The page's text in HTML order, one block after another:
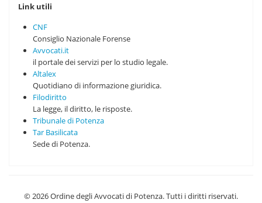
Link utili
CNF
Consiglio Nazionale Forense
Avvocati.it
il portale dei servizi per lo studio legale.
Altalex
Quotidiano di informazione giuridica.
Filodiritto
La legge, il diritto, le risposte.
Tribunale di Potenza
Tar Basilicata
Sede di Potenza.
© 2026 Ordine degli Avvocati di Potenza. Tutti i diritti riservati.